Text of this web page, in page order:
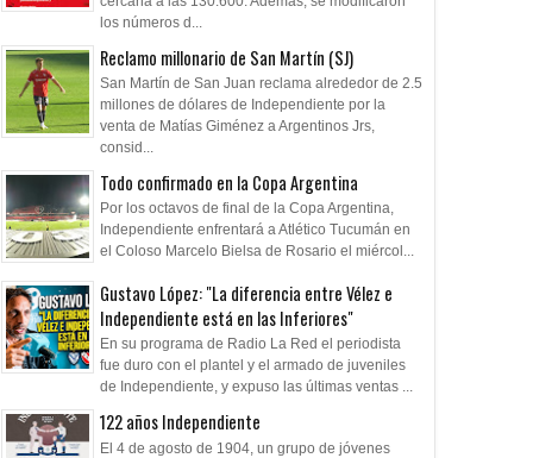
los números d...
Reclamo millonario de San Martín (SJ)
San Martín de San Juan reclama alrededor de 2.5
millones de dólares de Independiente por la
venta de Matías Giménez a Argentinos Jrs,
consid...
Todo confirmado en la Copa Argentina
Por los octavos de final de la Copa Argentina,
Independiente enfrentará a Atlético Tucumán en
el Coloso Marcelo Bielsa de Rosario el miércol...
Gustavo López: "La diferencia entre Vélez e
Independiente está en las Inferiores"
En su programa de Radio La Red el periodista
fue duro con el plantel y el armado de juveniles
de Independiente, y expuso las últimas ventas ...
122 años Independiente
El 4 de agosto de 1904, un grupo de jóvenes